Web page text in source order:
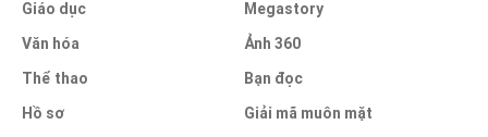
Giáo dục
Văn hóa
Thể thao
Hồ sơ
Megastory
Ảnh 360
Bạn đọc
Giải mã muôn mặt